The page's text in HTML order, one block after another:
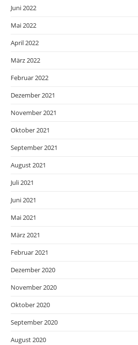
Juni 2022
Mai 2022
April 2022
März 2022
Februar 2022
Dezember 2021
November 2021
Oktober 2021
September 2021
August 2021
Juli 2021
Juni 2021
Mai 2021
März 2021
Februar 2021
Dezember 2020
November 2020
Oktober 2020
September 2020
August 2020